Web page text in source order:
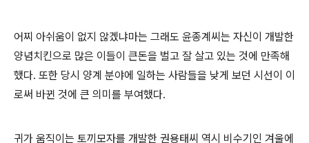
어찌 아쉬움이 없지 않겠냐마는 그래도 윤종계씨는 자신이 개발한
양념치킨으로 많은 이들이 큰돈을 벌고 잘 살고 있는 것에 만족해
했다. 또한 당시 양계 분야에 일하는 사람들을 낮게 보던 시선이 이
로써 바뀐 것에 큰 의미를 부여했다.
귀가 움직이는 토끼모자를 개발한 권용태씨 역시 비수기인 겨울에